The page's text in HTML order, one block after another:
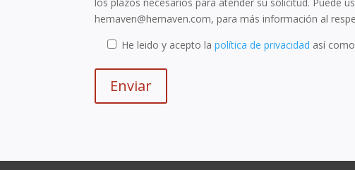
los plazos necesarios para atender su solicitud. Puede
hemaven@hemaven.com, para más información al
He leido y acepto lapolítica de privacidad así